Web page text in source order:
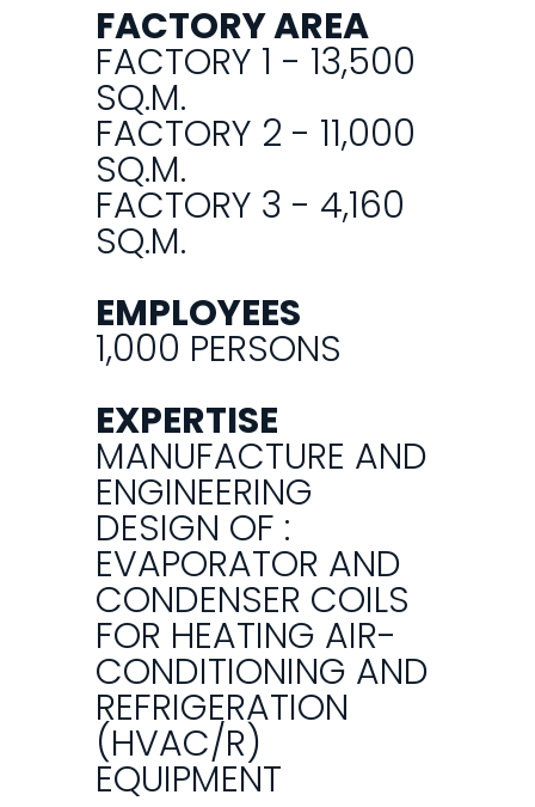
FACTORY AREA
FACTORY 1 - 13,500
SQ.M.
FACTORY 2 - 11,000
SQ.M.
FACTORY 3 - 4,160
SQ.M.
EMPLOYEES
1,000 PERSONS
EXPERTISE
MANUFACTURE AND
ENGINEERING
DESIGN OF :
EVAPORATOR AND
CONDENSER COILS
FOR HEATING AIR-
CONDITIONING AND
REFRIGERATION
(HVAC/R)
EQUIPMENT